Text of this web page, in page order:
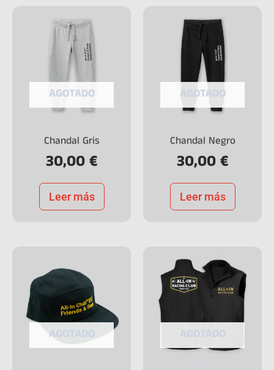
AGOTADO
Chandal Gris
30,00€
Leer más
AGOTADO
Chandal Negro
30,00€
Leer más
AGOTADO AGOTADO